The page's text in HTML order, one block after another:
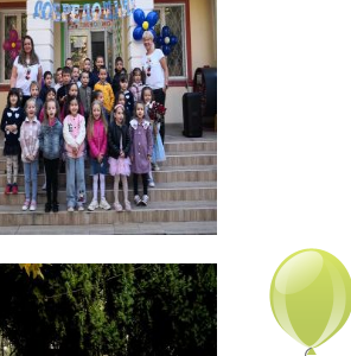
уредба
НА ДЕТСКАТА
В УСЛОВИЯТА НА
19
УЧЕБНА 2026/2027
ИНФОРМАЦИЯ –
ЗА
КЛАСИРАНЕ
ВАРНА